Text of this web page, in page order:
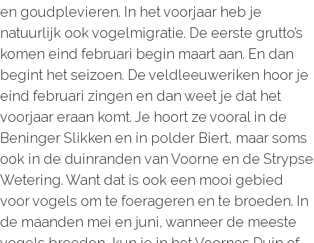
en goudplevieren. In het voorjaar heb je
natuurlijk ook vogelmigratie. De eerste grutto’s
komen eind februari begin maart aan. En dan
begint het seizoen. De veldleeuweriken hoor je
eind februari zingen en dan weet je dat het
voorjaar eraan komt. Je hoort ze vooral in de
Beninger Slikken en in polder Biert, maar soms
ook in de duinranden van Voorne en de Strypse
Wetering. Want dat is ook een mooi gebied
voor vogels om te foerageren en te broeden. In
de maanden mei en juni, wanneer de meeste